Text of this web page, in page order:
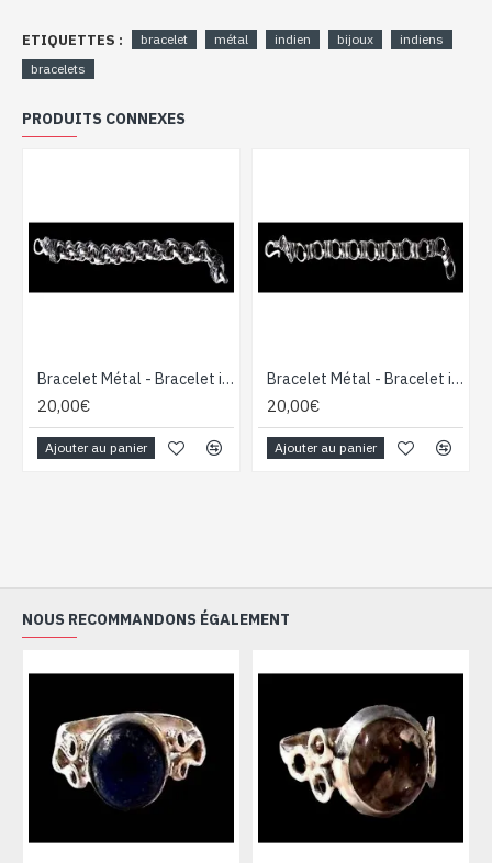
ETIQUETTES : bracelet métal indien bijoux
indiens
bracelets
PRODUITS CONNEXES
Bracelet Métal - Bracelet indien - Bijoux inde
20,00€
Ajouter au panier
Bracelet Métal - Bracelet indien - Bijoux inde
20,00€
Ajouter au panier
NOUS RECOMMANDONS ÉGALEMENT